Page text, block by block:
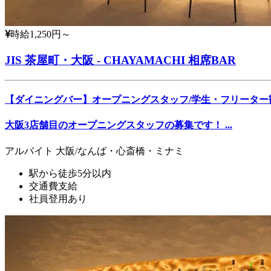
時給1,250円～
JIS 茶屋町・大阪 - CHAYAMACHI 相席BAR
【ダイニングバー】オープニングスタッフ/学生・フリーター
大阪3店舗目のオープニングスタッフの募集です！ ...
アルバイト 大阪/なんば・心斎橋・ミナミ
駅から徒歩5分以内
交通費支給
社員登用あり